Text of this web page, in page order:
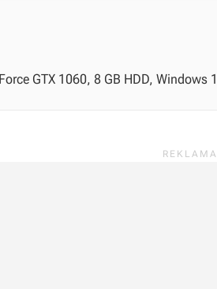
GTX 1060, 8 GB HDD, Windows